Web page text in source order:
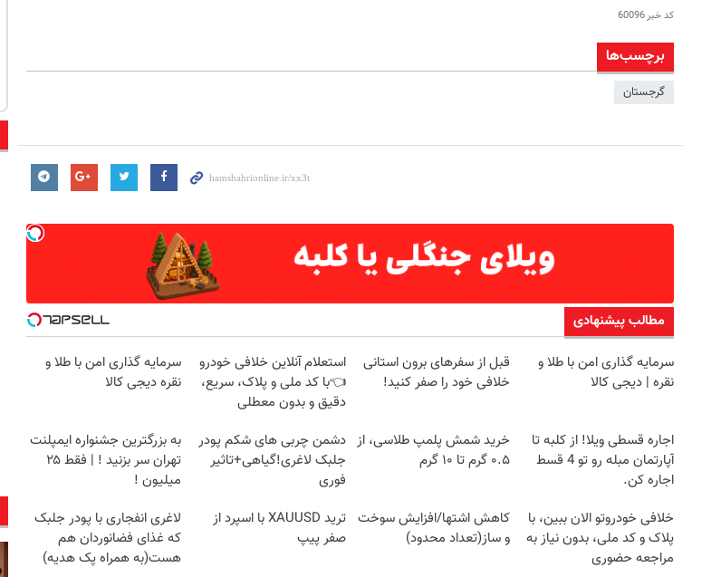
کد خبر60096
برچسب‌ها
گرجستان
مطالب پیشنهادی
سرمایه گذاری امن با طلا و
نقره | دیجی کالا
قبل از سفرهای برون استانی
خلافی خود را صفر کنید!
استعلام آنلاین خلافی خودرو
👈با کد ملی و پلاک، سریع،
دقیق و بدون معطلی
سرمایه گذاری امن با طلا و
نقره دیجی کالا
اجاره‌ قسطی ویلا! از کلبه تا
آپارتمان مبله رو تو 4 قسط
اجاره کن.
خرید شمش پلمپ طلاسی، از
۰.۵ گرم تا ۱۰ گرم
دشمن چربی های شکم پودر
جلبک لاغری!گیاهی+تاثیر
فوری
به بزرگترین جشنواره ایمپلنت
تهران سر بزنید ! | فقط ۲۵
میلیون !
خلافی خودروتو الان ببین، با
پلاک و کد ملی، بدون نیاز به
مراجعه حضوری
کاهش اشتها/افزایش سوخت
و ساز(تعداد محدود)
ترید XAUUSD با اسپرد از
صفر پیپ
لاغری انفجاری با پودر جلبک
که غذای فضانوردان هم
هست(به همراه پک هدیه)